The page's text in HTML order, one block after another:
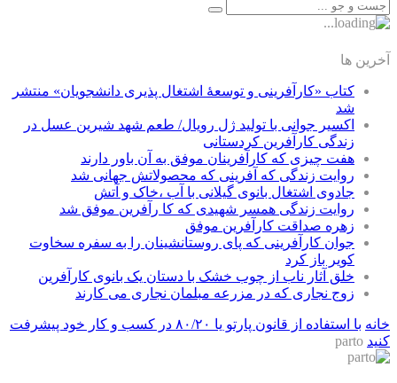
آخرین ها
کتاب «کارآفرینی و توسعۀ اشتغال پذیری دانشجویان» منتشر
شد
اکسیر جوانی با تولید ژل رویال/ طعم شهد شیرین عسل‌ در
زندگی کارآفرین کردستانی
هفت چیزی که کارآفرینان موفق به آن باور دارند
روایت زندگی که آفرینی که محصولاتش جهانی شد
جادوی اشتغال بانوی گیلانی با آب ،خاک و آتش
روایت زندگی همسر شهیدی که کا رآفرین موفق شد
زهره صداقت کارآفرین موفق
جوان کارآفرینی که پای روستانشینان را به سفره سخاوت
کویر باز کرد
خلق آثار ناب از چوب خشک با دستان یک بانوی کارآفرین
زوج نجاری که در مزرعه مبلمان نجاری می کارند
خانه
با استفاده از قانون پارتو یا ۸۰/۲۰ در کسب و کار خود پیشرفت
کنید parto